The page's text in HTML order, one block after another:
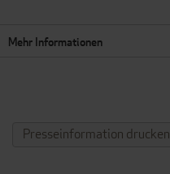
Mehr Informationen
Presseinformation drucken